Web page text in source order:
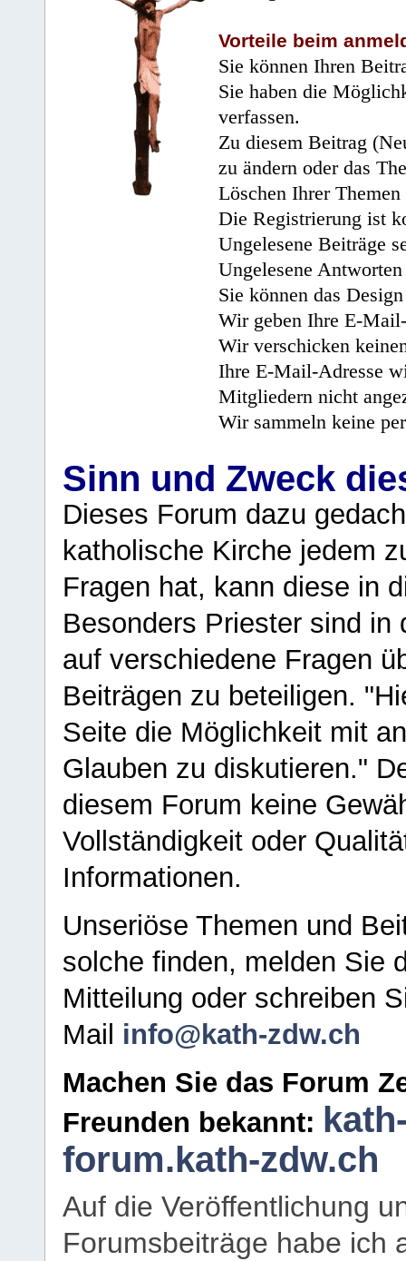
Vorteile beim
Sie können Ihren
Sie haben die
verfassen.
Zu diesem Beitrag
zu ändern oder das
Löschen Ihrer
Die Registrierung ist
Ungelesene Beiträge
Ungelesene
Sie können das
Wir geben Ihre E-
Wir verschicken
Ihre E-Mail-Adresse
Mitgliedern nicht
Wir sammeln keine
Sinn und Zweck
Dieses Forum dazu
katholische Kirche jedem
Fragen hat, kann diese in
Besonders Priester sind in
auf verschiedene Fragen
Beiträgen zu beteiligen.
Seite die Möglichkeit mit
Glauben zu diskutieren."
diesem Forum keine
Vollständigkeit oder
Informationen.
Unseriöse Themen und
solche finden, melden Sie
Mitteilung oder schreiben
Mail info@kath-zdw.ch
Machen Sie das Forum
Freunden bekannt:
forum.kath-zdw.ch
Auf die Veröffentlichung
Forumsbeiträge habe ich